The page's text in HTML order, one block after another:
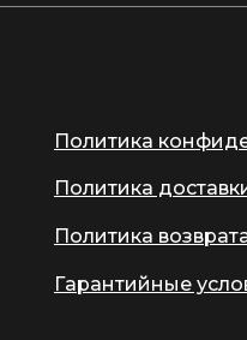
Политика
Политика
Политика
Гарантийные